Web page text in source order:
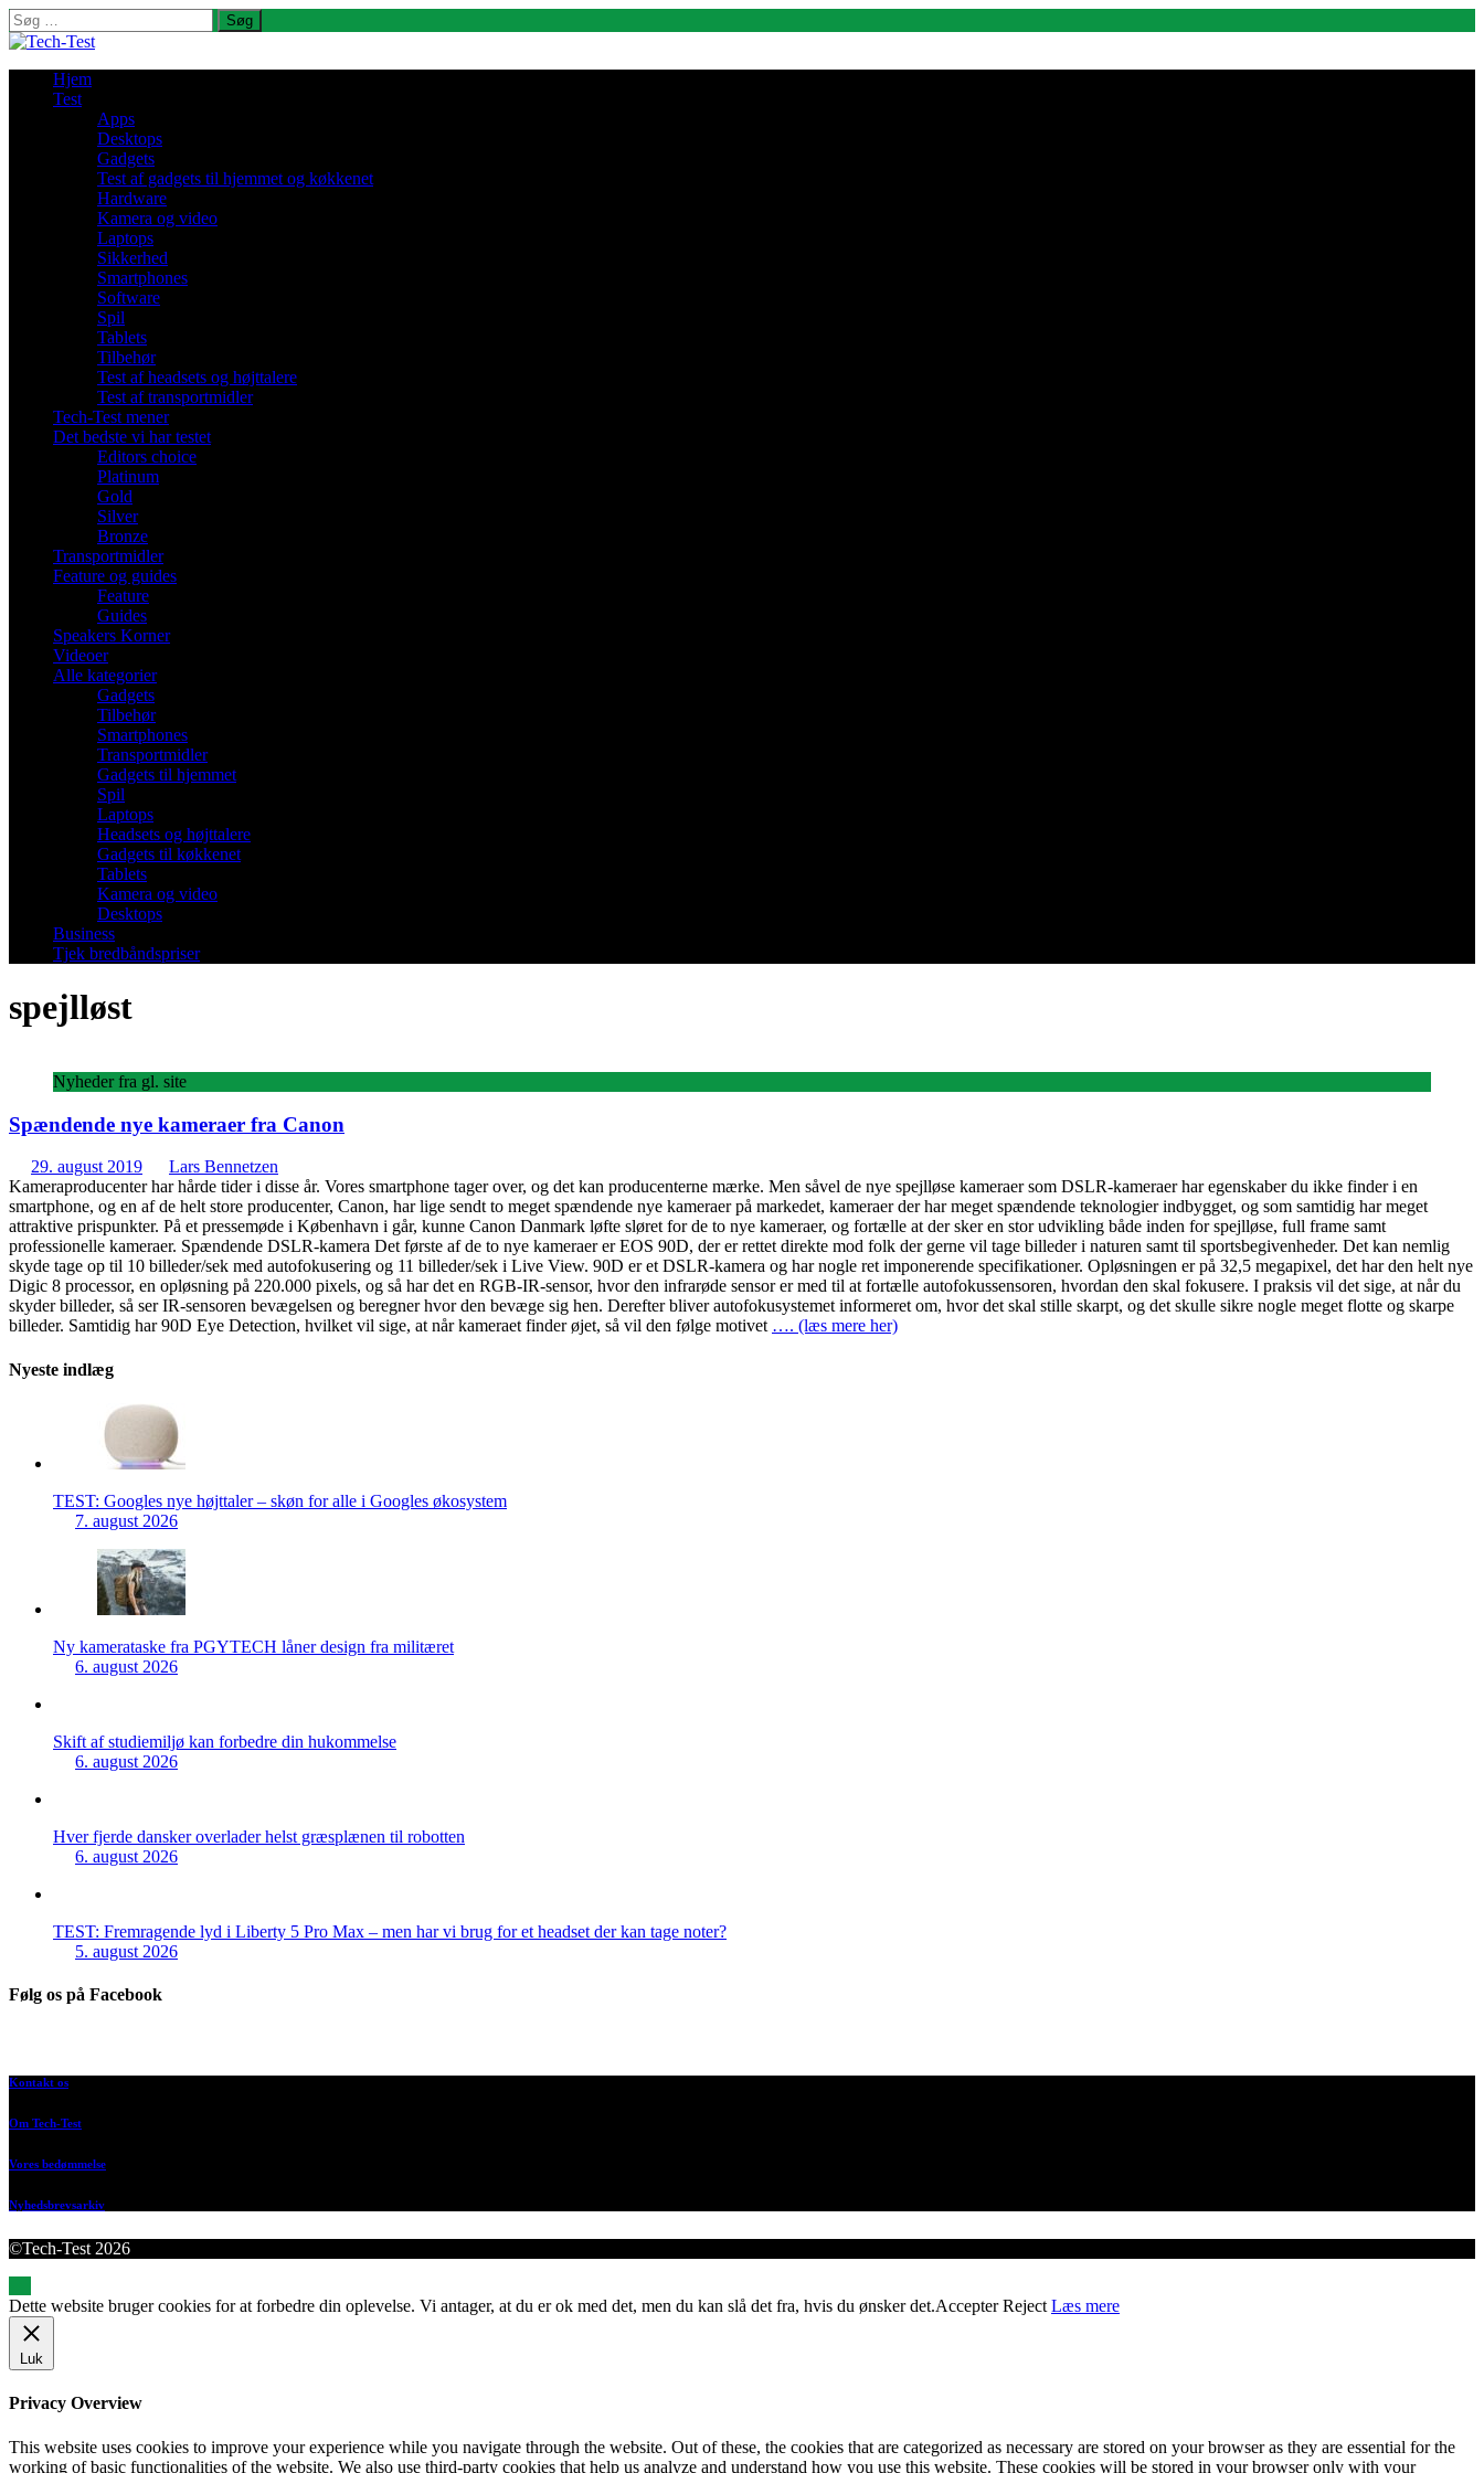
Søg
efter:
Hjem
Test
Apps
Desktops
Gadgets
Test af gadgets til hjemmet og køkkenet
Hardware
Kamera og video
Laptops
Sikkerhed
Smartphones
Software
Spil
Tablets
Tilbehør
Test af headsets og højttalere
Test af transportmidler
Tech-Test mener
Det bedste vi har testet
Editors choice
Platinum
Gold
Silver
Bronze
Transportmidler
Feature og guides
Feature
Guides
Speakers Korner
Videoer
Alle kategorier
Gadgets
Tilbehør
Smartphones
Transportmidler
Gadgets til hjemmet
Spil
Laptops
Headsets og højttalere
Gadgets til køkkenet
Tablets
Kamera og video
Desktops
Business
Tjek bredbåndspriser
spejlløst
Nyheder fra gl. site
Spændende nye kameraer fra Canon
29. august 2019
Lars Bennetzen
Kameraproducenter har hårde tider i disse år. Vores smartphone tager over, og det kan producenterne mærke. Men såvel de nye spejlløse kameraer som DSLR-kameraer har egenskaber du ikke finder i en
smartphone, og en af de helt store producenter, Canon, har lige sendt to meget spændende nye kameraer på markedet, kameraer der har meget spændende teknologier indbygget, og som samtidig har meget
attraktive prispunkter. På et pressemøde i København i går, kunne Canon Danmark løfte sløret for de to nye kameraer, og fortælle at der sker en stor udvikling både inden for spejlløse, full frame samt
professionelle kameraer. Spændende DSLR-kamera Det første af de to nye kameraer er EOS 90D, der er rettet direkte mod folk der gerne vil tage billeder i naturen samt til sportsbegivenheder. Det kan nemlig
skyde tage op til 10 billeder/sek med autofokusering og 11 billeder/sek i Live View. 90D er et DSLR-kamera og har nogle ret imponerende specifikationer. Opløsningen er på 32,5 megapixel, det har den helt nye
Digic 8 processor, en opløsning på 220.000 pixels, og så har det en RGB-IR-sensor, hvor den infrarøde sensor er med til at fortælle autofokussensoren, hvordan den skal fokusere. I praksis vil det sige, at når du
skyder billeder, så ser IR-sensoren bevægelsen og beregner hvor den bevæge sig hen. Derefter bliver autofokusystemet informeret om, hvor det skal stille skarpt, og det skulle sikre nogle meget flotte og skarpe
billeder. Samtidig har 90D Eye Detection, hvilket vil sige, at når kameraet finder øjet, så vil den følge motivet …. (læs mere her)
Nyeste indlæg
TEST: Googles nye højttaler – skøn for alle i Googles økosystem
7. august 2026
Ny kamerataske fra PGYTECH låner design fra militæret
6. august 2026
Skift af studiemiljø kan forbedre din hukommelse
6. august 2026
Hver fjerde dansker overlader helst græsplænen til robotten
6. august 2026
TEST: Fremragende lyd i Liberty 5 Pro Max – men har vi brug for et headset der kan tage noter?
5. august 2026
Følg os på Facebook
Kontakt os
Om Tech-Test
Vores bedømmelse
Nyhedsbrevsarkiv
©Tech-Test 2026
Dette website bruger cookies for at forbedre din oplevelse. Vi antager, at du er ok med det, men du kan slå det fra, hvis du ønsker det.Accepter Reject Læs mere
Luk
Privacy Overview
This website uses cookies to improve your experience while you navigate through the website. Out of these, the cookies that are categorized as necessary are stored on your browser as they are essential for the
working of basic functionalities of the website. We also use third-party cookies that help us analyze and understand how you use this website. These cookies will be stored in your browser only with your